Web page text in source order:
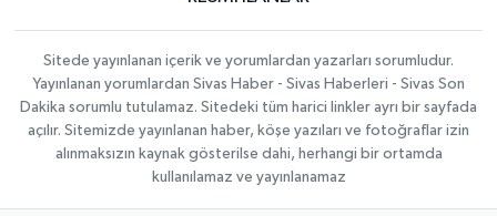
Sitede yayınlanan içerik ve yorumlardan yazarları sorumludur.
Yayınlanan yorumlardan Sivas Haber - Sivas Haberleri - Sivas Son
Dakika sorumlu tutulamaz. Sitedeki tüm harici linkler ayrı bir sayfada
açılır. Sitemizde yayınlanan haber, köşe yazıları ve fotoğraflar izin
alınmaksızın kaynak gösterilse dahi, herhangi bir ortamda
kullanılamaz ve yayınlanamaz